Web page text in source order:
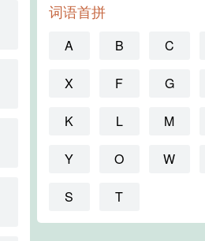
词语首拼
A B C
X F G
K L M
Y O W
S T